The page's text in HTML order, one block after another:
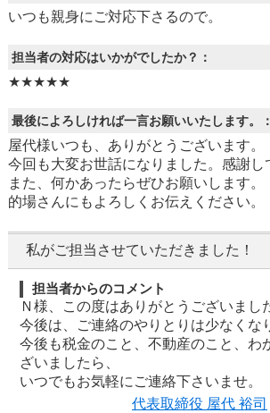
いつも親身にご対応下さるので。
担当者の対応はいかがでしたか？：
★★★★★
最後によろしければ一言お願いいたします。：
屋代様いつも、ありがとうございます。
今回も大変お世話になりました。感謝し
また、何かあったらぜひお願いします。
的場さんにもよろしくお伝えください。
私がご担当させていただきました！
担当者からのコメント
Ｎ様、この度はありがとうございまし
今後は、ご連絡のやりとりは少なくな
今後も税金のこと、不動産のこと、わ
ざいましたら、
いつでもお気軽にご連絡下さいませ。
代表取締役 屋代 裕司